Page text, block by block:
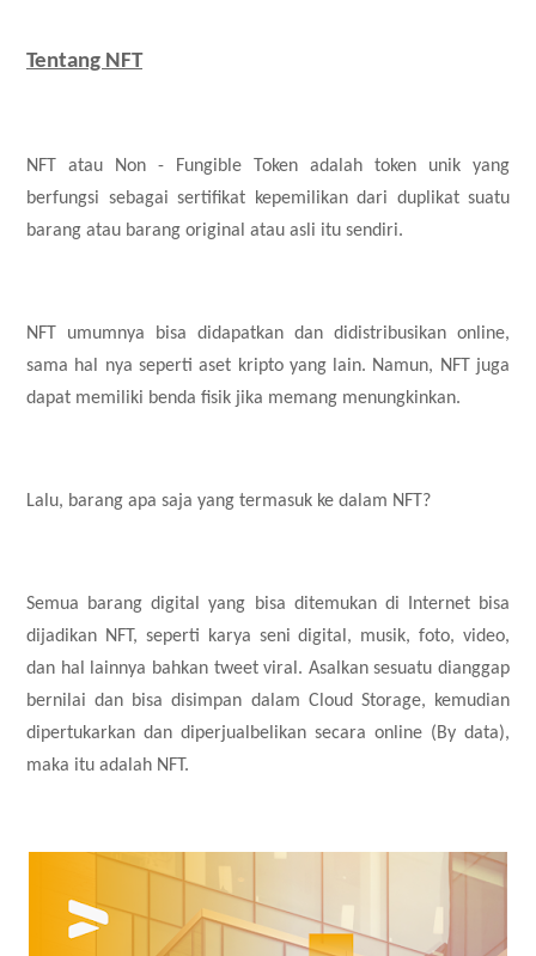
Tentang NFT
NFT atau Non - Fungible Token adalah token unik yang
berfungsi sebagai sertifikat kepemilikan dari duplikat suatu
barang atau barang original atau asli itu sendiri.
NFT umumnya bisa didapatkan dan didistribusikan online,
sama hal nya seperti aset kripto yang lain. Namun, NFT juga
dapat memiliki benda fisik jika memang menungkinkan.
Lalu, barang apa saja yang termasuk ke dalam NFT?
Semua barang digital yang bisa ditemukan di Internet bisa
dijadikan NFT, seperti karya seni digital, musik, foto, video,
dan hal lainnya bahkan tweet viral. Asalkan sesuatu dianggap
bernilai dan bisa disimpan dalam Cloud Storage, kemudian
dipertukarkan dan diperjualbelikan secara online (By data),
maka itu adalah NFT.